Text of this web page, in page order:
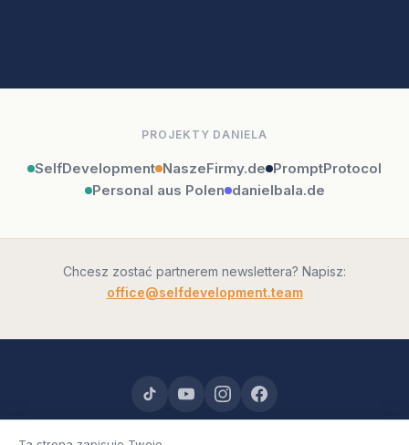
PROJEKTY DANIELA
SelfDevelopment NaszeFirmy.de PromptProtocol
Personal aus Polen danielbala.de
Chcesz zostać partnerem newslettera? Napisz:
office@selfdevelopment.team